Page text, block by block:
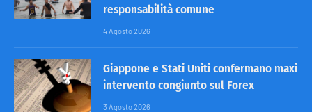
responsabilità comune
4 Agosto 2026
Giappone e Stati Uniti confermano maxi
intervento congiunto sul Forex
3 Agosto 2026